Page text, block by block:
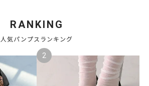
RANKING
人気パンプスランキング